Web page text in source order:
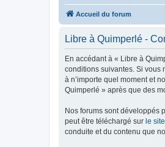
Accueil du forum
Libre à Quimperlé -
En accédant à « Libre à
conditions suivantes. Si vous
à n’importe quel moment et
Quimperlé » après que des
Nos forums sont développés
peut être téléchargé sur le
conduite et du contenu que